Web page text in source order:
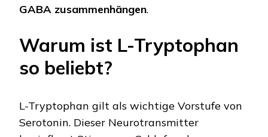
GABA zusammenhängen.
Warum ist L-Tryptophan
so beliebt?
L-Tryptophan gilt als wichtige Vorstufe von
Serotonin. Dieser Neurotransmitter